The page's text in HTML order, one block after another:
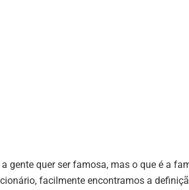
gente quer ser famosa, mas o que é a
facilmente encontramos a